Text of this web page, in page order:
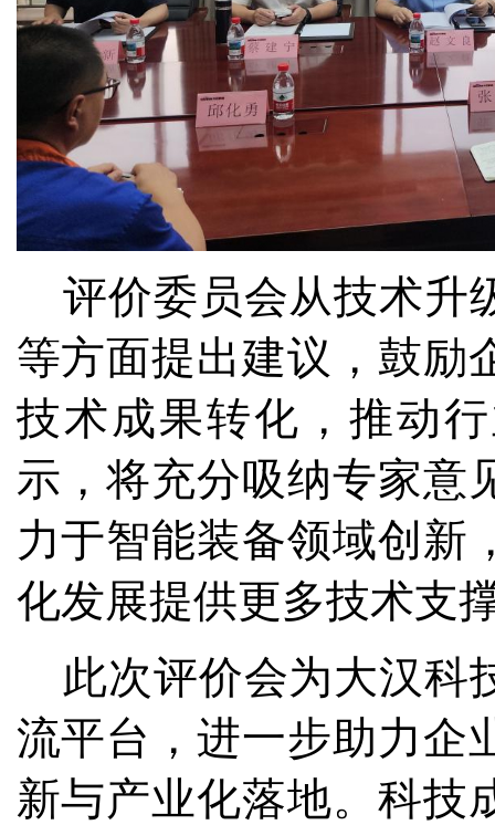
评价委员会从技术升
等方面提出建议 ， 鼓励
技术成果转化 ， 推动
示，将充分吸纳专家意
力于智能装备领域创新
化发展提供更多技术支
此次评价会为大汉科
流平台，进一步助力企
新与产业化落地。科技